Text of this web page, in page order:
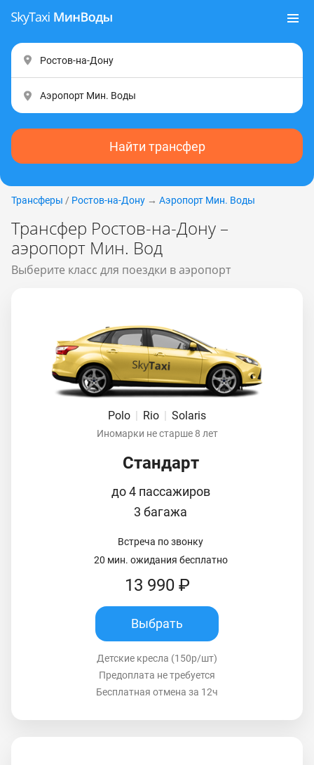
Найти трансфер
Трансферы / Ростов-на-Дону → Аэропорт Мин. Воды
Трансфер Ростов-на-Дону –
аэропорт Мин. Вод
Выберите класс для поездки в аэропорт
Polo | Rio | Solaris
Иномарки не старше 8 лет
Стандарт
до 4 пассажиров
3 багажа
Встреча по звонку
20 мин. ожидания бесплатно
13 990 ₽
Выбрать
Детские кресла (150р/шт)
Предоплата не требуется
Бесплатная отмена за 12ч